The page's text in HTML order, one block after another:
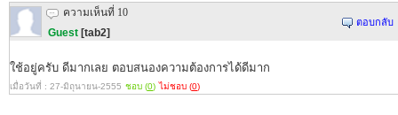
ความเห็นที่ 10
Guest [tab2]
ตอบกลับ
ใช้อยู่ครับ ดีมากเลย ตอบสนองความต้องการได้ดีมาก
เมื่อวันที่ : 27-มิถุนายน-2555 ชอบ (0) ไม่ชอบ (0)